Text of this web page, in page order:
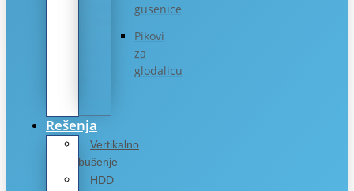
gusenice
Pikovi
za
glodalicu
Rešenja
Vertikalno
bušenje
HDD